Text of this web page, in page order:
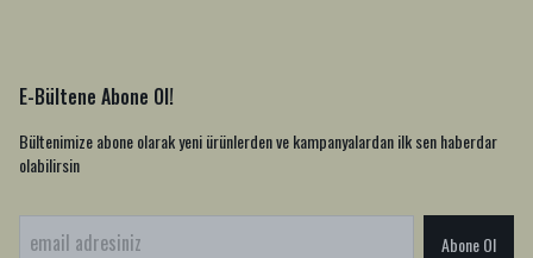
E-Bültene Abone Ol!
Bültenimize abone olarak yeni ürünlerden ve kampanyalardan ilk sen haberdar
olabilirsin
Abone Ol